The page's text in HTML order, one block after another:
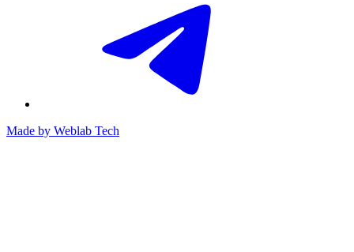
Made by Weblab Tech